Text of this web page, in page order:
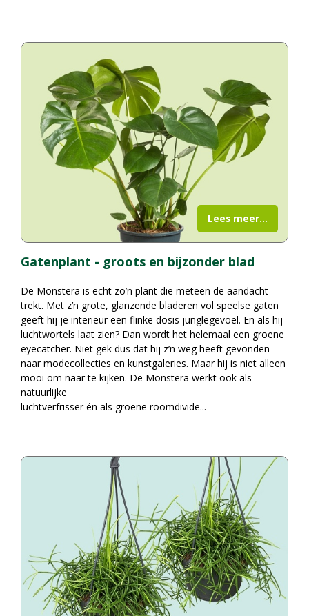
Gatenplant - groots en bijzonder blad
De Monstera is echt zo’n plant die meteen de aandacht
trekt. Met z’n grote, glanzende bladeren vol speelse gaten
geeft hij je interieur een flinke dosis junglegevoel. En als hij
luchtwortels laat zien? Dan wordt het helemaal een groene
eyecatcher. Niet gek dus dat hij z’n weg heeft gevonden
naar modecollecties en kunstgaleries. Maar hij is niet alleen
mooi om naar te kijken. De Monstera werkt ook als
natuurlijke
luchtverfrisser én als groene roomdivide...
Lees meer...